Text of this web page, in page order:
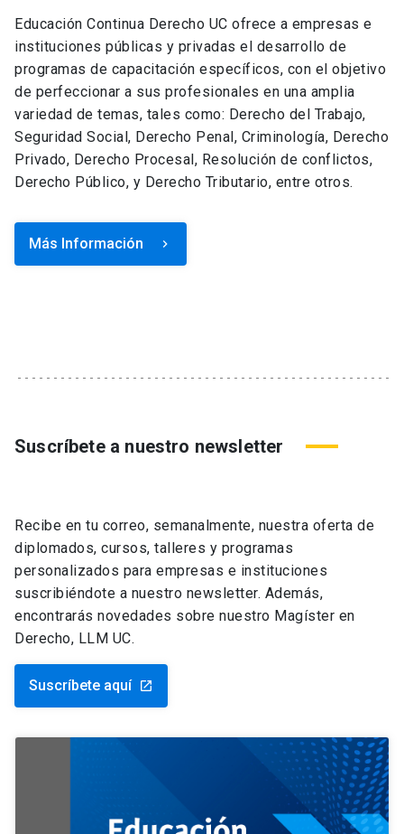
Educación Continua Derecho UC ofrece a empresas e
instituciones públicas y privadas el desarrollo de
programas de capacitación específicos, con el objetivo
de perfeccionar a sus profesionales en una amplia
variedad de temas, tales como: Derecho del Trabajo,
Seguridad Social, Derecho Penal, Criminología, Derecho
Privado, Derecho Procesal, Resolución de conflictos,
Derecho Público, y Derecho Tributario, entre otros.
Más Información keyboard_arrow_right
Suscríbete a nuestro newsletter
Recibe en tu correo, semanalmente, nuestra oferta de
diplomados, cursos, talleres y programas
personalizados para empresas e instituciones
suscribiéndote a nuestro newsletter. Además,
encontrarás novedades sobre nuestro Magíster en
Derecho, LLM UC.
Suscríbete aquí launch